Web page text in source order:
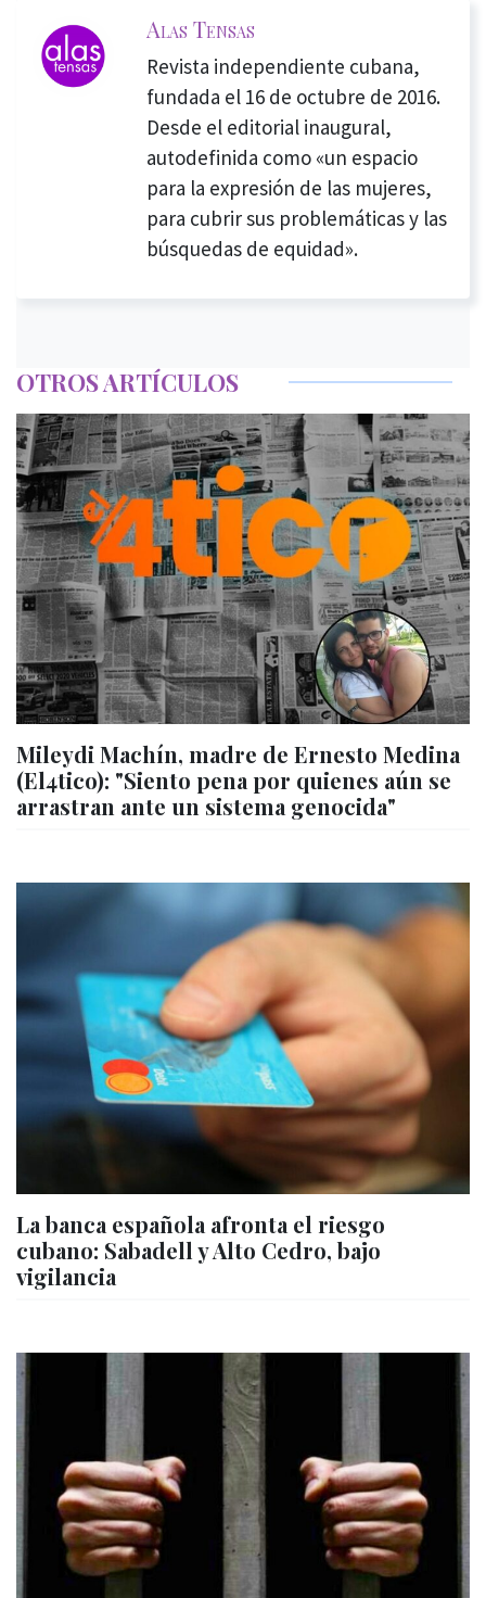
Alas Tensas
Revista independiente cubana,
fundada el 16 de octubre de 2016.
Desde el editorial inaugural,
autodefinida como «un espacio
para la expresión de las mujeres,
para cubrir sus problemáticas y las
búsquedas de equidad».
OTROS ARTÍCULOS
Mileydi Machín, madre de Ernesto Medina
(El4tico): "Siento pena por quienes aún se
arrastran ante un sistema genocida"
La banca española afronta el riesgo
cubano: Sabadell y Alto Cedro, bajo
vigilancia